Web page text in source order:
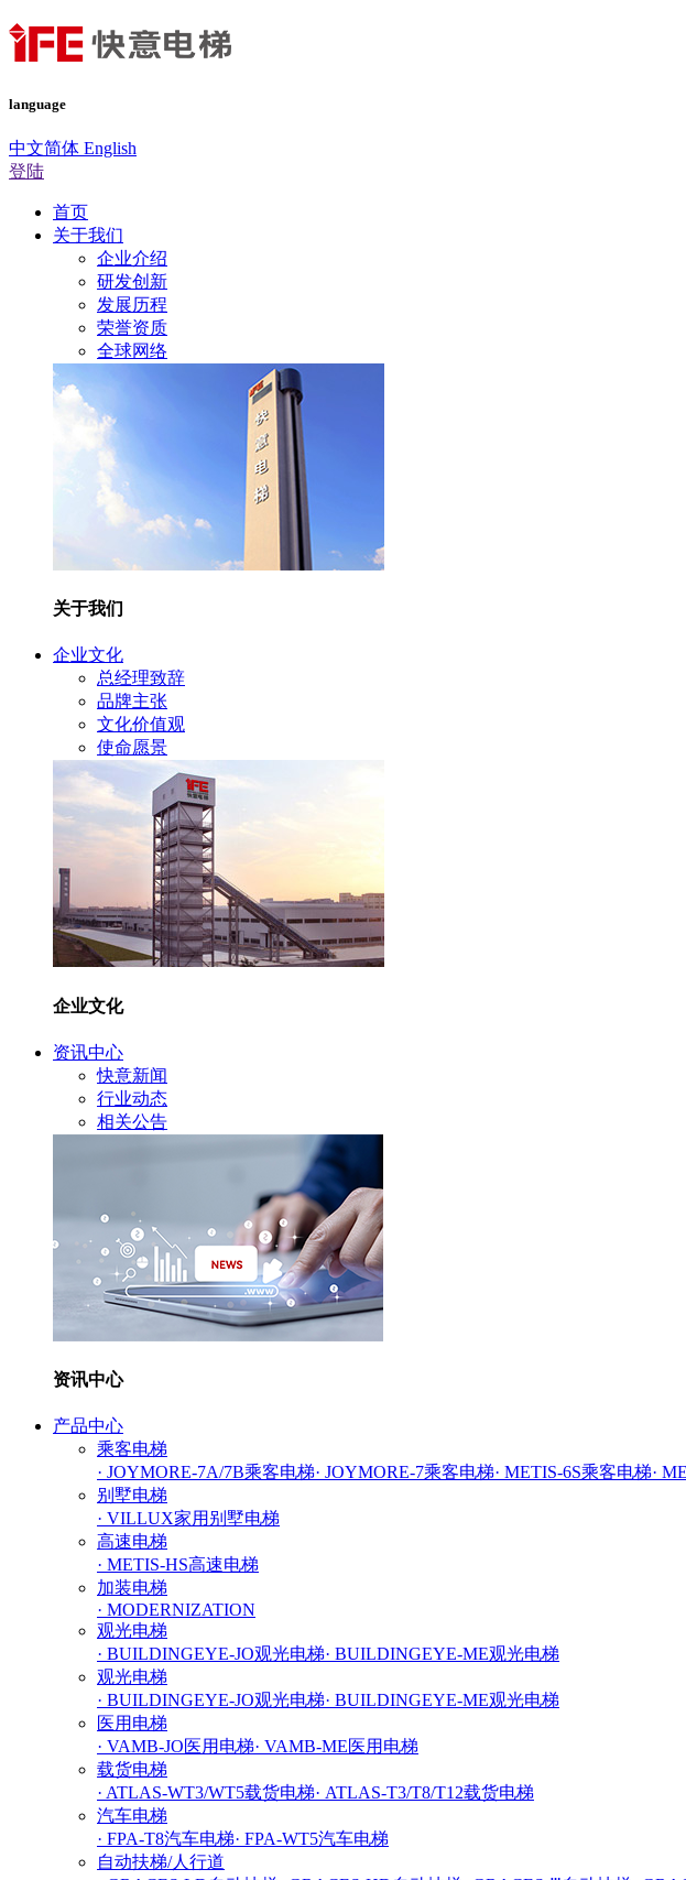
language
中文简体 English
登陆
首页
关于我们
企业介绍
研发创新
发展历程
荣誉资质
全球网络
关于我们
企业文化
总经理致辞
品牌主张
文化价值观
使命愿景
企业文化
资讯中心
快意新闻
行业动态
相关公告
资讯中心
产品中心
乘客电梯
· JOYMORE-7A/7B乘客电梯· JOYMORE-7乘客电梯· METIS-6S乘客电梯·
别墅电梯
· VILLUX家用别墅电梯
高速电梯
· METIS-HS高速电梯
加装电梯
· MODERNIZATION
观光电梯
· BUILDINGEYE-JO观光电梯· BUILDINGEYE-ME观光电梯
观光电梯
· BUILDINGEYE-JO观光电梯· BUILDINGEYE-ME观光电梯
医用电梯
· VAMB-JO医用电梯· VAMB-ME医用电梯
载货电梯
· ATLAS-WT3/WT5载货电梯· ATLAS-T3/T8/T12载货电梯
汽车电梯
· FPA-T8汽车电梯· FPA-WT5汽车电梯
自动扶梯/人行道